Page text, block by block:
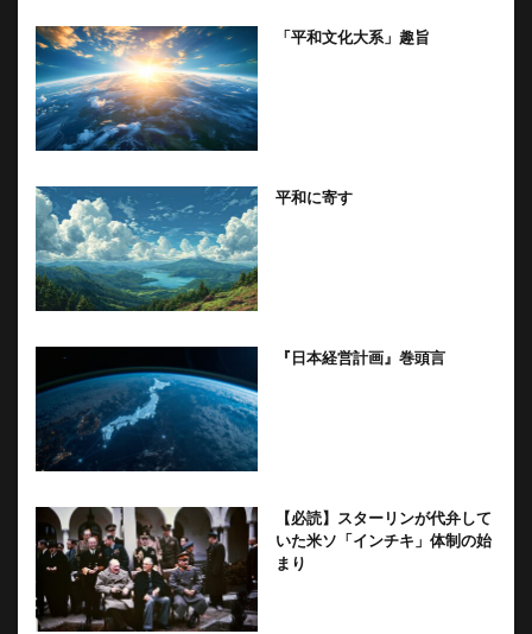
「平和文化大系」趣旨
平和に寄す
『日本経営計画』巻頭言
【必読】スターリンが代弁して
いた米ソ「インチキ」体制の始
まり